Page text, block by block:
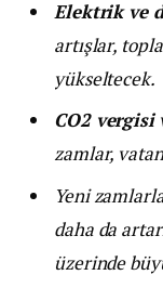
Elektrik ve
artışlar,
yükseltecek.
CO2 vergisi
zamlar,
Yeni
daha da
üzerinde